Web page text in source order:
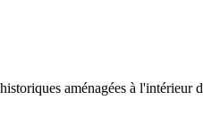
aménagées à l'intérieur